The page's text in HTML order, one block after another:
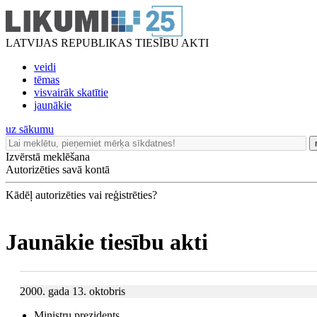
LATVIJAS REPUBLIKAS TIESĪBU AKTI
veidi
tēmas
visvairāk skatītie
jaunākie
uz sākumu
Izvērstā meklēšana
Autorizēties savā kontā
Kādēļ autorizēties vai reģistrēties?
Jaunākie tiesību akti
2000. gada 13. oktobris